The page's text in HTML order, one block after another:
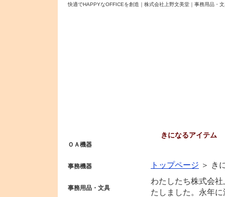
快適でHAPPYなOFFICEを創造｜株式会社上野文美堂｜事務用品・
きになるアイテム
トップページ ＞ き
わたしたち株式会
たしました。永年
ＯＡ機器
事務機器
事務用品・文具